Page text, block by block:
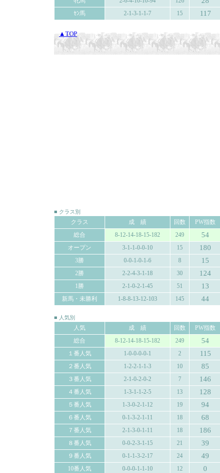
ｾﾝ馬 2-1-3-1-1-7 15 117
▲TOP
■ クラス別
クラス 成 績 回数
PW指数
総合
8-12-14-18-15-182 249 54
オープン 3-1-1-0-0-10 15 180
3勝 0-0-1-0-1-6 8 15
2勝 2-2-4-3-1-18 30 124
1勝 2-1-0-2-1-45 51 13
新馬・未勝利 1-8-8-13-12-103 145 44
■ 人気別
人気 成 績 回数
PW指数
総合
8-12-14-18-15-182 249 54
１番人気 1-0-0-0-0-1 2 115
２番人気 1-2-2-1-1-3 10 85
３番人気 2-1-0-2-0-2 7 146
４番人気 1-3-1-1-2-5 13 128
５番人気 1-3-0-2-1-12 19 94
６番人気 0-1-3-2-1-11 18 68
７番人気 2-1-3-0-1-11 18 186
８番人気 0-0-2-3-1-15 21 39
９番人気 0-1-1-3-2-17 24 49
10番人気 0-0-0-1-1-10 12 0